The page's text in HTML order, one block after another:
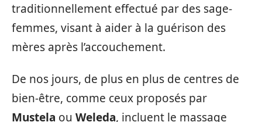
traditionnellement effectué par des sage-
femmes, visant à aider à la guérison des
mères après l’accouchement.
De nos jours, de plus en plus de centres de
bien-être, comme ceux proposés par
Mustela ou Weleda, incluent le massage